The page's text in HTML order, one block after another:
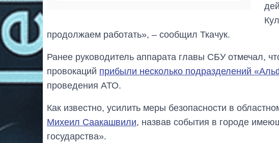
продолжаем работать», – сообщил Ткачук.
Ранее руководитель аппарата главы СБУ отмечал,
провокаций прибыли несколько подразделений
проведения АТО.
Как известно, усилить меры безопасности в
Михеил Саакашвили, назвав события в городе
государства».